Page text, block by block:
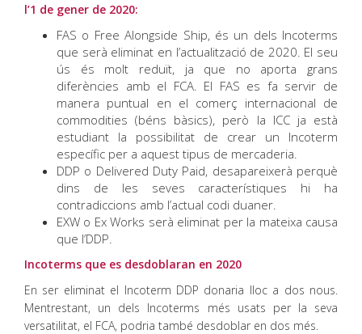
l’1 de gener de 2020:
FAS o Free Alongside Ship, és un dels Incoterms
que serà eliminat en l’actualització de 2020. El seu
ús és molt reduït, ja que no aporta grans
diferències amb el FCA. El FAS es fa servir de
manera puntual en el comerç internacional de
commodities (béns bàsics), però la ICC ja està
estudiant la possibilitat de crear un Incoterm
específic per a aquest tipus de mercaderia.
DDP o Delivered Duty Paid, desapareixerà perquè
dins de les seves característiques hi ha
contradiccions amb l’actual codi duaner.
EXW o Ex Works serà eliminat per la mateixa causa
que l’DDP.
Incoterms que es desdoblaran en 2020
En ser eliminat el Incoterm DDP donaria lloc a dos nous.
Mentrestant, un dels Incoterms més usats per la seva
versatilitat, el FCA, podria també desdoblar en dos més.